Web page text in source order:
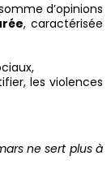
d’opinions
, caractérisée
les violences
ne sert plus à